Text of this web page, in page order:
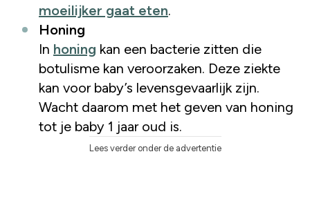
moeilijker gaat eten.
Honing
In honing kan een bacterie zitten die
botulisme kan veroorzaken. Deze ziekte
kan voor baby’s levensgevaarlijk zijn.
Wacht daarom met het geven van honing
tot je baby 1 jaar oud is.
Lees verder onder de advertentie